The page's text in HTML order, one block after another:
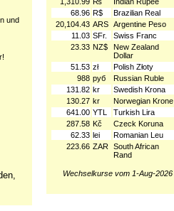
und
68.96 R$
Brazilian Real
20,104.43 ARS Argentine Peso
11.03 SFr.
Swiss Franc
23.33 NZ$
New Zealand
Dollar
51.53 zł
Polish Złoty
988 руб
Russian Ruble
131.82 kr
Swedish Krona
130.27 kr
Norwegian Krone
641.00 YTL
Turkish Lira
287.58 Kč
Czeck Koruna
62.33 lei
Romanian Leu
223.66 ZAR South African
Rand
Wechselkurse vom 1-Aug-2026